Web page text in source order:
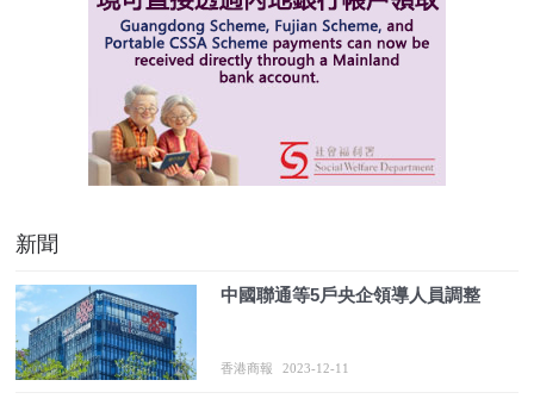
新聞
中國聯通等5戶央企領導人員調整
香港商報 2023-12-11